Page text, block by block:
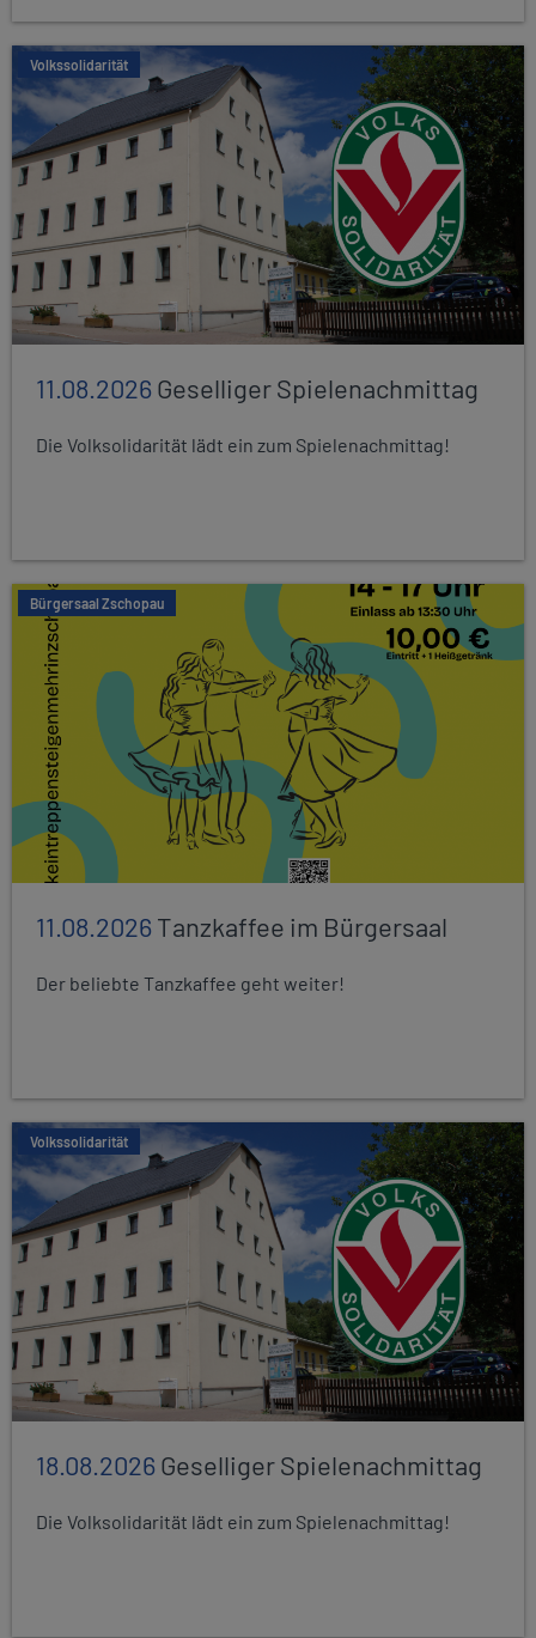
Volkssolidarität
11.08.2026Geselliger Spielenachmittag
Die Volksolidarität lädt ein zum Spielenachmittag!
Bürgersaal Zschopau
11.08.2026Tanzkaffee im Bürgersaal
Der beliebte Tanzkaffee geht weiter!
Volkssolidarität
18.08.2026Geselliger Spielenachmittag
Die Volksolidarität lädt ein zum Spielenachmittag!